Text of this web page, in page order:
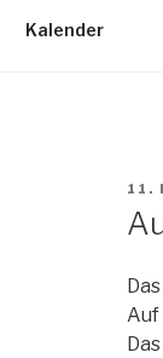
Kalender
11.
Auf